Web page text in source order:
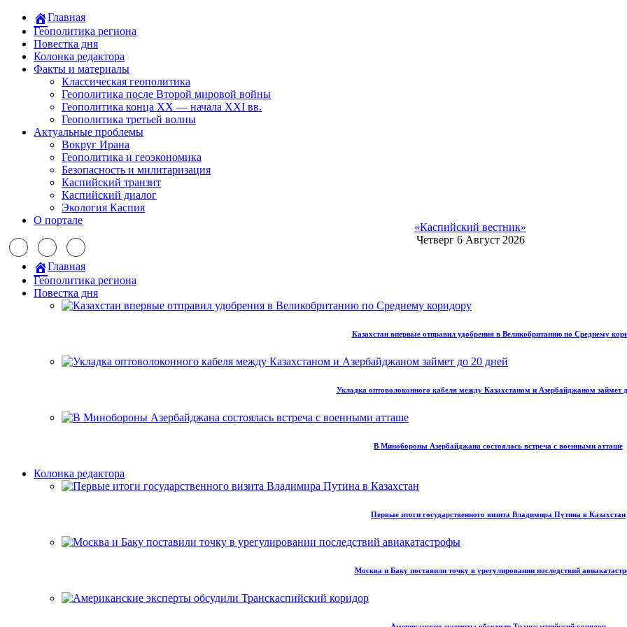
Главная
Геополитика региона
Повестка дня
Колонка редактора
Факты и материалы
Классическая геополитика
Геополитика после Второй мировой войны
Геополитика конца XX — начала XXI вв.
Геополитика третьей волны
Актуальные проблемы
Вокруг Ирана
Геополитика и геоэкономика
Безопасность и милитаризация
Каспийский транзит
Каспийский диалог
Экология Каспия
О портале
«Каспийский вестник»
Четверг 6 Август 2026
Главная
Геополитика региона
Повестка дня
Казахстан впервые отправил удобрения в Великобританию по Среднему
Укладка оптоволоконного кабеля между Казахстаном и Азербайджаном займет
В Минобороны Азербайджана состоялась встреча с военными атташе
Колонка редактора
Первые итоги государственного визита Владимира Путина в Казахстан
Москва и Баку поставили точку в урегулировании последствий